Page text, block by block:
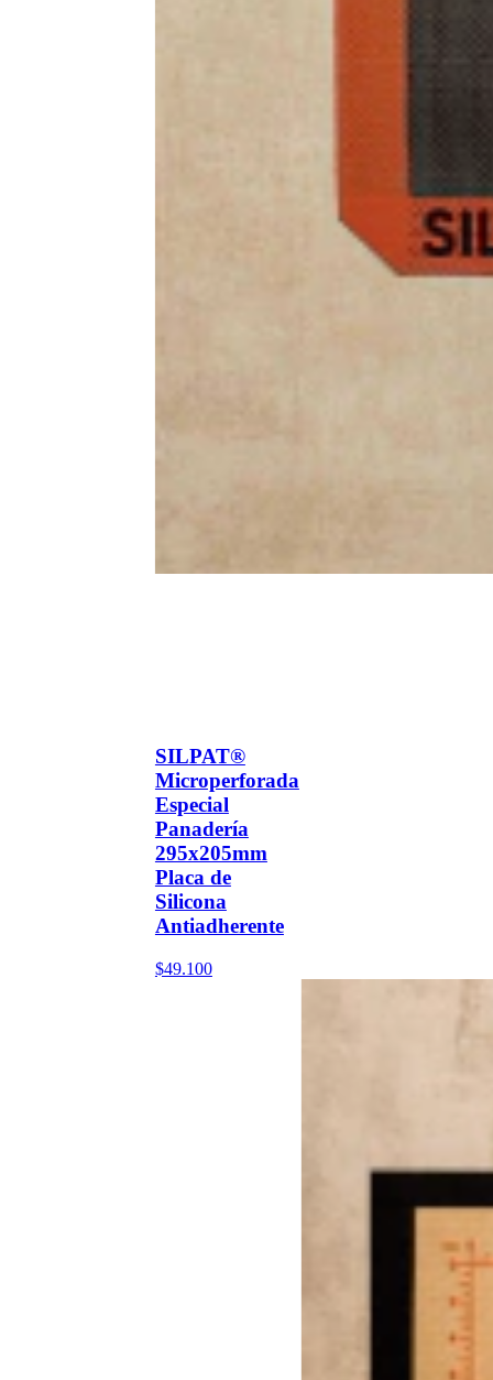
SILPAT®
Microperforada
Especial
Panadería
295x205mm
Placa de
Silicona
Antiadherente
$49.100